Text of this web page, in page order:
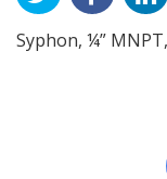
Syphon, ¼”